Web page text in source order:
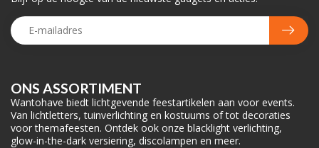
ONS ASSORTIMENT
Wantohave biedt lichtgevende feestartikelen aan voor events.
Van lichtletters, tuinverlichting en kostuums of tot decoraties
voor themafeesten. Ontdek ook onze blacklight verlichting,
glow-in-the-dark versiering, discolampen en meer.